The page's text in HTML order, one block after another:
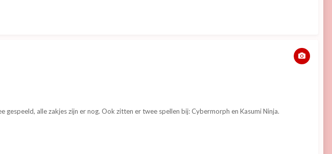
gespeeld, alle zakjes zijn er nog. Ook zitten er twee spellen bij: Cybermorph en Kasumi Ninja.